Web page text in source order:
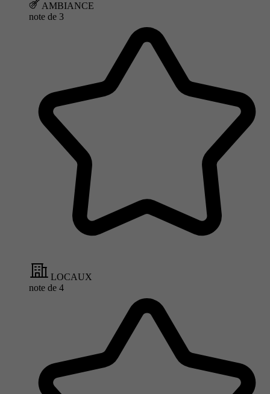
AMBIANCE
note de 3
LOCAUX
note de 4